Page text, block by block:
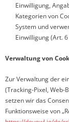
Einwilligung,
Kategorien von
System und
Einwilligung (Art. 6
Verwaltung von
Zur Verwaltung der
(Tracking-Pixel, Web-
setzen wir das
Funktionsweise von